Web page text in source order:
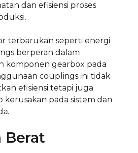
dan efisiensi proses
terbarukan seperti energi
berperan dalam
komponen gearbox pada
couplings ini tidak
efisiensi tetapi juga
kerusakan pada sistem dan
Berat